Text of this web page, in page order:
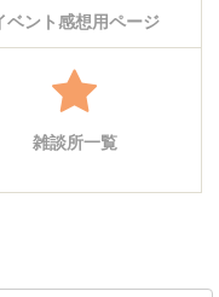
ベント感想用ページ
雑談所一覧